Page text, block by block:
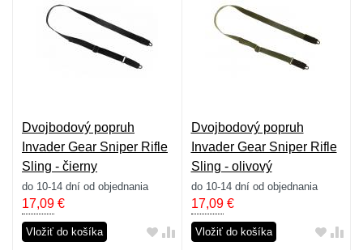
Dvojbodový popruh
Invader Gear Sniper Rifle
Sling - čierny
do 10-14 dní od objednania
17,09 €
Vložiť do košíka
Dvojbodový popruh
Invader Gear Sniper Rifle
Sling - olivový
do 10-14 dní od objednania
17,09€
Vložiť do košíka